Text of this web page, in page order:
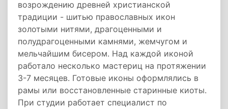
возрождению древней христианской
традиции - шитью православных икон
золотыми нитями, драгоценными и
полудрагоценными камнями, жемчугом и
мельчайшим бисером. Над каждой иконой
работало несколько мастериц на протяжении
3-7 месяцев. Готовые иконы оформлялись в
рамы или восстановленные старинные киоты.
При студии работает специалист по